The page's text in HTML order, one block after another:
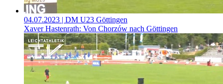
04.07.2023 | DM U23 Göttingen
Xaver Hastenrath: Von Chorzów nach Göttingen